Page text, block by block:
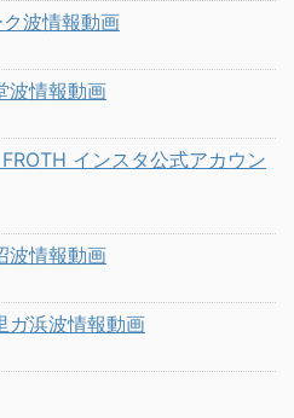
波情報動画
情報動画
インスタ公式アカウン
情報動画
浜波情報動画